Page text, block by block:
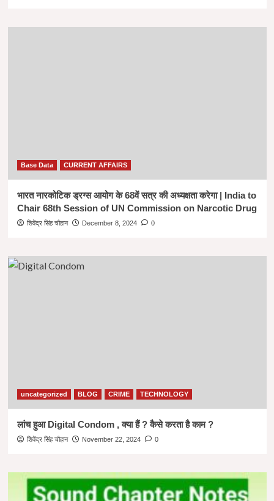
Base Data CURRENT AFFAIRS
भारत नारकोटिक ड्रग्स आयोग के 68वें सत्र की अध्यक्षता करेगा | India to
Chair 68th Session of UN Commission on Narcotic Drug
शिवेंद्र सिंह चौहान December 8, 2024 0
uncategorized BLOG CRIME TECHNOLOGY
लांच हुआ Digital Condom , क्या हैं ? कैसे करता है काम ?
शिवेंद्र सिंह चौहान November 22, 2024 0